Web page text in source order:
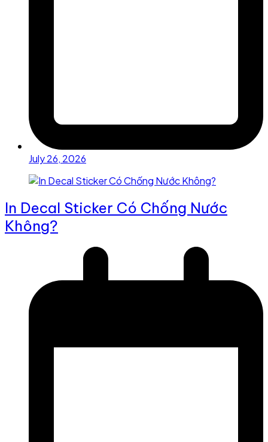
July 26, 2026
In Decal Sticker Có Chống Nước
Không?